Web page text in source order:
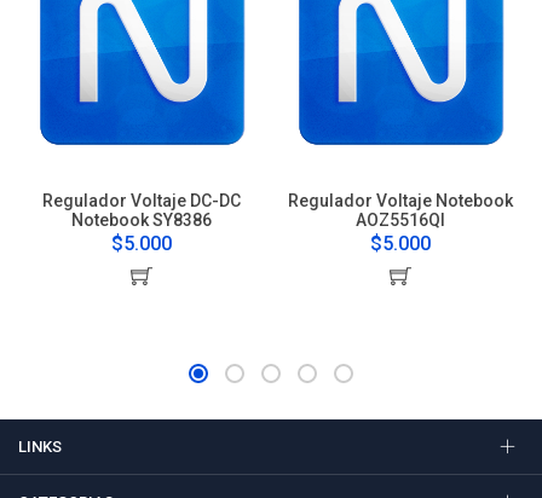
Regulador Voltaje DC-DC
Notebook SY8386
$5.000
Regulador Voltaje Notebook
AOZ5516QI
$5.000
LINKS